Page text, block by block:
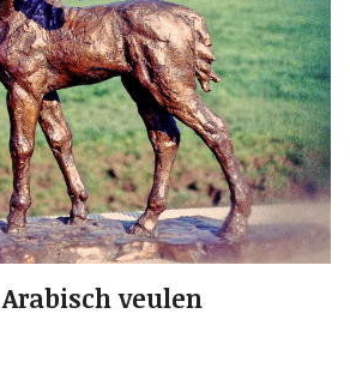
Arabisch veulen